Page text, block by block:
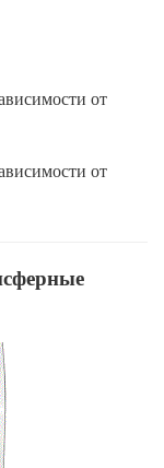
от
от